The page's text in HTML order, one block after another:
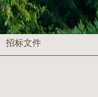
​招标文件